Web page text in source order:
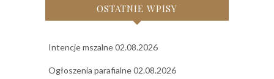
OSTATNIE WPISY
Intencje mszalne 02.08.2026
Ogłoszenia parafialne 02.08.2026